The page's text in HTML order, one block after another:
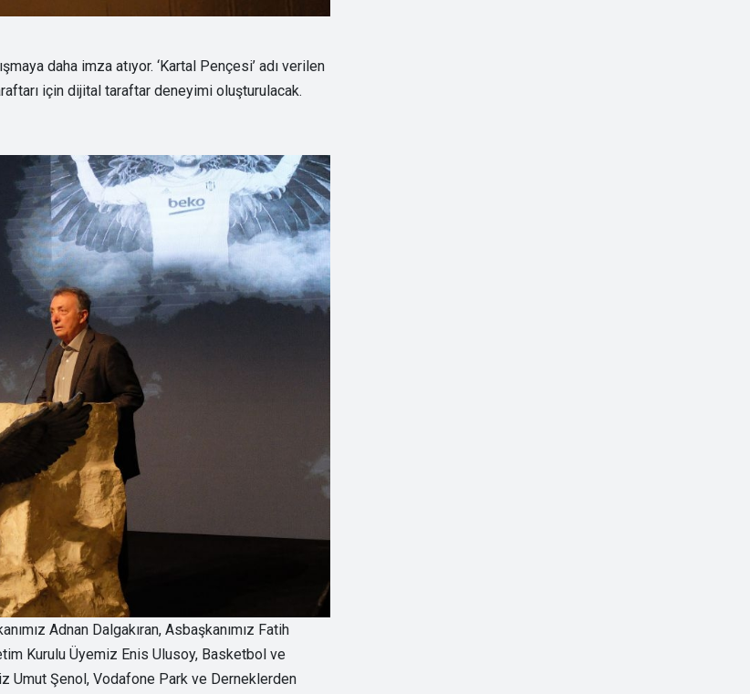
daha imza atıyor. ‘Kartal Pençesi’ adı verilen
için dijital taraftar deneyimi oluşturulacak.
Adnan Dalgakıran, Asbaşkanımız Fatih
Kurulu Üyemiz Enis Ulusoy, Basketbol ve
Umut Şenol, Vodafone Park ve Derneklerden